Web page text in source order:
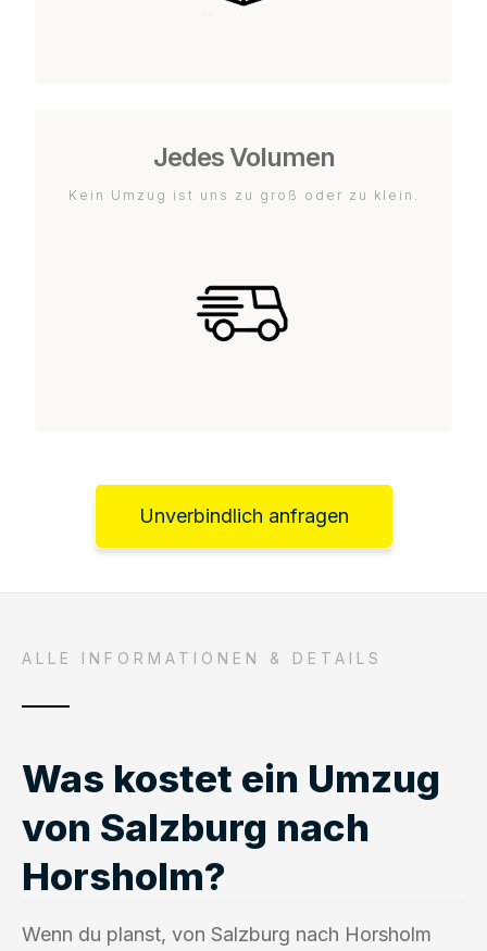
Jedes Volumen
Kein Umzug ist uns zu groß oder zu klein.
Unverbindlich anfragen
ALLE INFORMATIONEN & DETAILS
Was kostet ein Umzug
von Salzburg nach
Horsholm?
Wenn du planst, von Salzburg nach Horsholm